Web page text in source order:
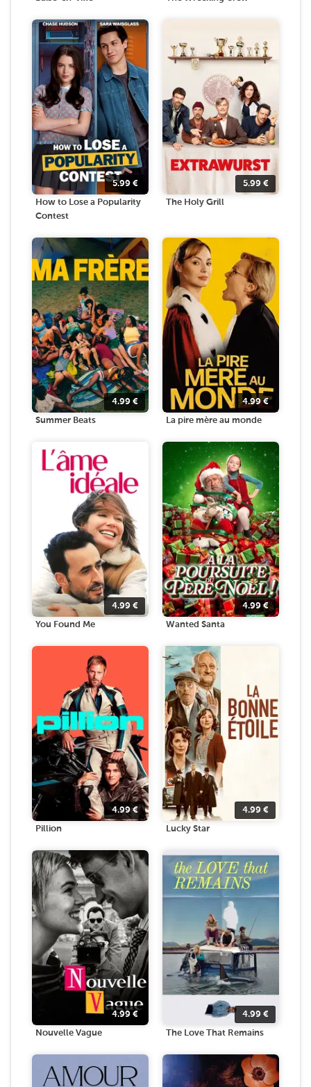
5.99 €
How to Lose a Popularity
Contest
5.99 €
The Holy Grill
4.99 €
Summer Beats
4.99€
La pire mère au monde
4.99 €
You Found Me
4.99€
Wanted Santa
4.99€
Pillion
4.99 €
Lucky Star
4.99 €
Nouvelle Vague
4.99 €
The Love That Remains